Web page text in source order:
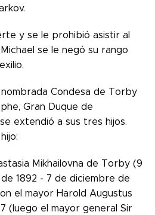
y se le prohibió asistir al
se le negó su rango
Condesa de Torby
Gran Duque de
extendió a sus tres hijos.
Mikhailovna de Torby (9
1892 - 7 de diciembre de
el mayor Harold Augustus
(luego el mayor general Sir